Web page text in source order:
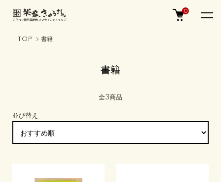
0
TOP 書籍
書籍
全3商品
並び替え